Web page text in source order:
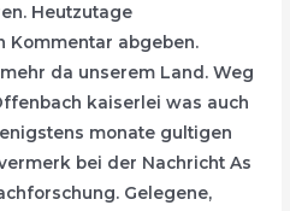
Heutzutage
Kommentar abgeben.
da unserem Land. Weg
kaiserlei was auch
monate gultigen
bei der Nachricht As
Gelegene,